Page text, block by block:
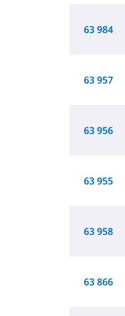
63 984
63 957
63 956
63 955
63 958
63 866